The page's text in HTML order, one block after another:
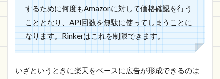
するために何度もAmazonに対して価格確認を行う
こととなり、API回数を無駄に使ってしまうことに
なります。Rinkerはこれを制限できます。
いざというときに楽天をベースに広告が形成できるのは